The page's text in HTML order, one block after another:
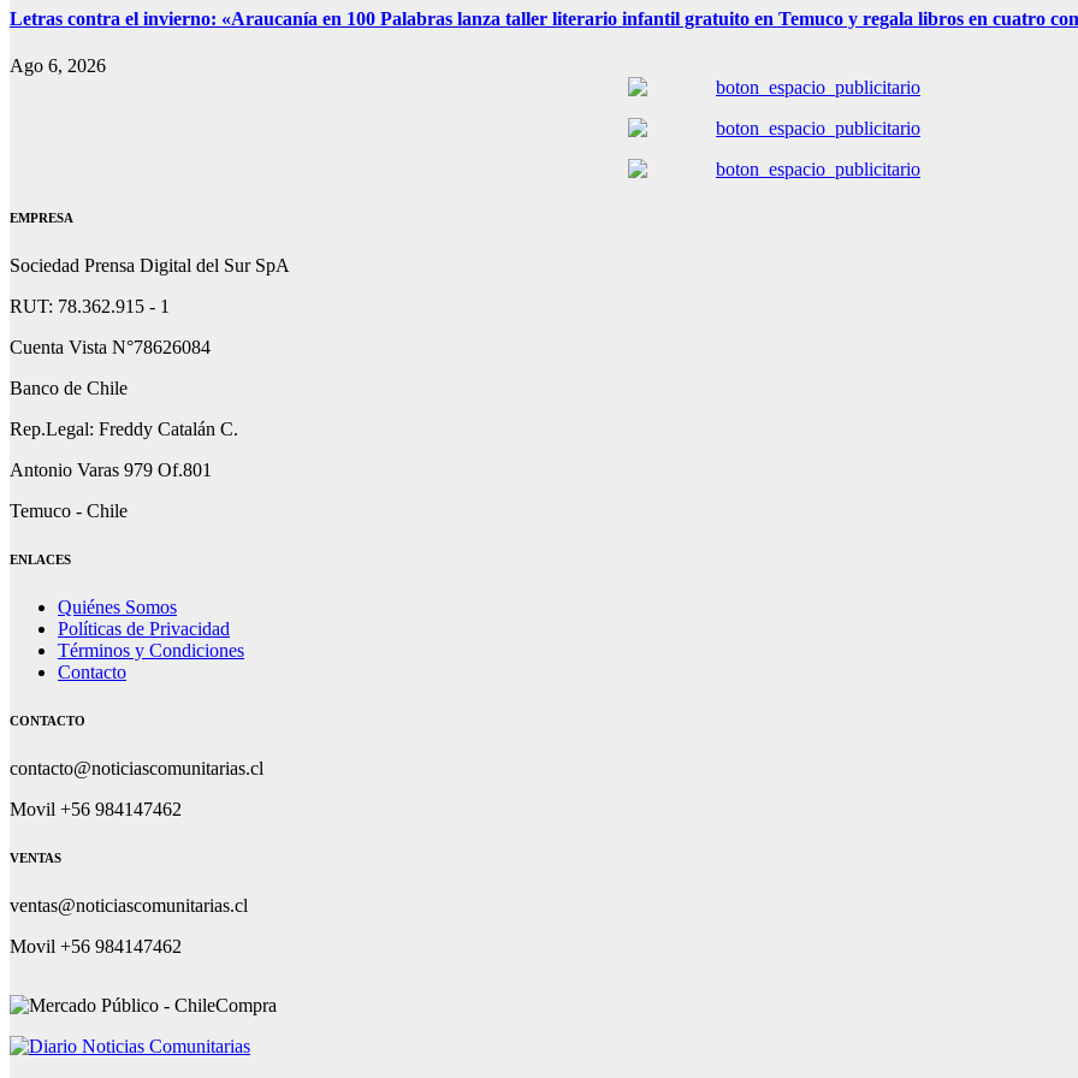
Letras contra el invierno: «Araucanía en 100 Palabras lanza taller literario infantil gratuito en Temuco y regala libros en cuatro
Ago 6, 2026
EMPRESA
Sociedad Prensa Digital del Sur SpA
RUT: 78.362.915 - 1
Cuenta Vista N°78626084
Banco de Chile
Rep.Legal: Freddy Catalán C.
Antonio Varas 979 Of.801
Temuco - Chile
ENLACES
Quiénes Somos
Políticas de Privacidad
Términos y Condiciones
Contacto
CONTACTO
contacto@noticiascomunitarias.cl
Movil +56 984147462
VENTAS
ventas@noticiascomunitarias.cl
Movil +56 984147462